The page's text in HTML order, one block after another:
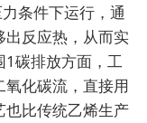
条件下运行，通
出反应热，从而实
碳排放方面，工
化碳流，直接用
也比传统乙烯生产